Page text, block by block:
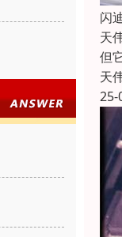
闪
天
但
天
25-